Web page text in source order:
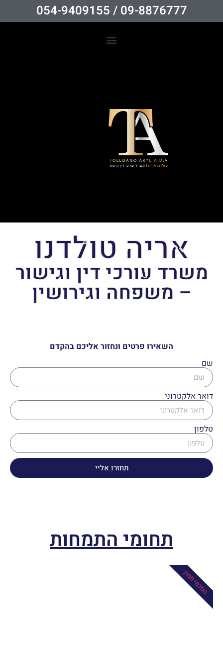
09-8876777 / 054-9409155
אריה טולדנו
משרד עורכי דין וגישור
– משפחה וגירושין
השאירו פרטים ונחזור אליכם בהקדם
שם
דואר אלקטרוני
טלפון
תחזרו אליי
תחומי התמחות
הסכמי ממון